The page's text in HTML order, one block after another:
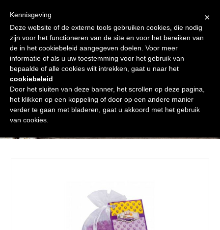
content
Afrekenen
Winkelmand Shop
Open
mobile
menu
Close
mobile
menu
Shop
×
Kennisgeving
Deze website of de externe tools gebruiken cookies, die nodig
zijn voor het functioneren van de site en voor het bereiken van
de in het cookiebeleid aangegeven doelen. Voor meer
informatie of als u uw toestemming voor het gebruik van
bepaalde of alle cookies wilt intrekken, gaat u naar het
cookiebeleid
Door het sluiten van deze banner, het scrollen op deze pagina,
het klikken op een koppeling of door op een andere manier
verder te gaan met bladeren, gaat u akkoord met het gebruik
van cookies.